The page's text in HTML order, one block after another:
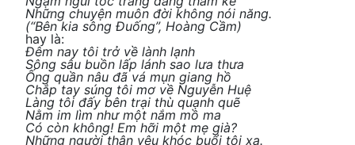
Những chuyện muôn đời không nói năng.
(“Bên kia sông Đuống”, Hoàng Cầm)
hay là:
Đêm nay tôi trở về lành lạnh
Sông sâu buồn lấp lánh sao lưa thưa
Ống quần nâu đã vá mụn giang hồ
Chắp tay súng tôi mơ về Nguyễn Huệ
Làng tôi đấy bên trại thù quạnh quẽ
Nằm im lìm như một nắm mồ ma
Có còn không! Em hỡi một mẹ già?
Những người thân yêu khóc buổi tôi xa.